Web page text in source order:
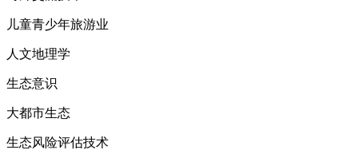
儿童青少年旅游业
人文地理学
生态意识
大都市生态
生态风险评估技术